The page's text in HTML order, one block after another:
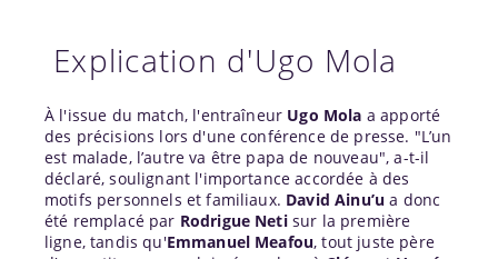
Explication d'Ugo Mola
À l'issue du match, l'entraîneur Ugo Mola a apporté
des précisions lors d'une conférence de presse. "L’un
est malade, l’autre va être papa de nouveau", a-t-il
déclaré, soulignant l'importance accordée à des
motifs personnels et familiaux. David Ainu’u a donc
été remplacé par Rodrigue Netisur la première
ligne, tandis qu'Emmanuel Meafou, tout juste père